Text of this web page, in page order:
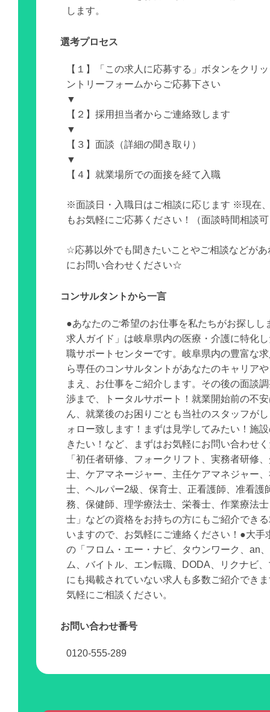
します。
選考プロセス
【１】「この求人に応募する」ボタンをクリ
ントリーフォームからご応募下さい
▼
【２】採用担当者からご連絡致します
▼
【３】面談（詳細の聞き取り）
▼
【４】就業場所での面接を経て入職
※面談日・入職日はご相談に応じます ※現在
もお気軽にご応募ください！（面談時間相談
☆応募以外でも聞きたいことやご相談などがあ
にお問い合わせください☆
コンサルタントから一言
●あなたのご希望のお仕事を私たちがお探しし
求人ガイド」は岐阜県内の医療・介護に特化
職サポートセンターです。岐阜県内の豊富な
ら専任のコンサルタントがあなたのキャリア
まえ、お仕事をご紹介します。その後の面談
渉まで、トータルサポート！就業開始前の不
ん、就業後のお困りごとも当社のスタッフが
ォロー致します！まずは見学してみたい！施
きたい！など、まずはお気軽にお問い合わせ
「初任者研修、フォークリフト、実務者研修
士、ケアマネージャー、主任ケアマネジャー
士、ヘルパー2級、保育士、正看護師、准看護
務、保健師、理学療法士、栄養士、作業療法
士」などの資格をお持ちの方にもご紹介でき
いますので、お気軽にご連絡ください！●大手
の「フロム・エー・ナビ、タウンワーク、an
ム、バイトル、エン転職、DODA、リクナビ
にも掲載されていない求人も多数ご紹介でき
気軽にご相談ください。
お問い合わせ番号
0120-555-289